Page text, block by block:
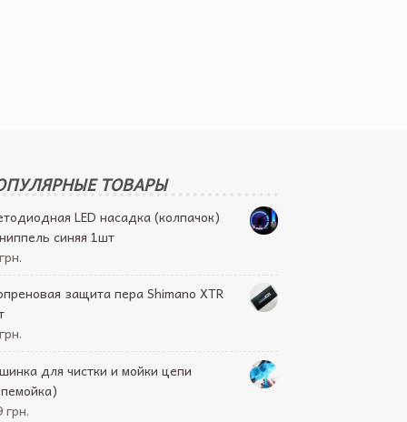
ТОВАРЫ
LED насадка (колпачок)
синяя 1шт
защита пера Shimano XTR
для чистки и мойки цепи
грн.